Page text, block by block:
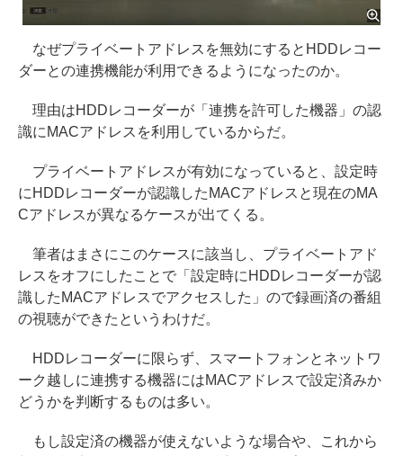
なぜプライベートアドレスを無効にするとHDDレコー
ダーとの連携機能が利用できるようになったのか。
理由はHDDレコーダーが「連携を許可した機器」の認
識にMACアドレスを利用しているからだ。
プライベートアドレスが有効になっていると、設定時
にHDDレコーダーが認識したMACアドレスと現在のMA
Cアドレスが異なるケースが出てくる。
筆者はまさにこのケースに該当し、プライベートアド
レスをオフにしたことで「設定時にHDDレコーダーが認
識したMACアドレスでアクセスした」ので録画済の番組
の視聴ができたというわけだ。
HDDレコーダーに限らず、スマートフォンとネットワ
ーク越しに連携する機器にはMACアドレスで設定済みか
どうかを判断するものは多い。
もし設定済の機器が使えないような場合や、これから